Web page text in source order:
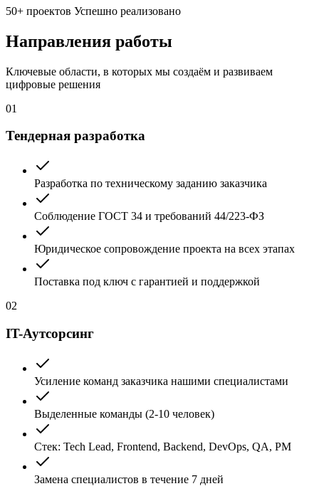
50+ проектов Успешно реализовано
Направления работы
Ключевые области, в которых мы создаём и развиваем
цифровые решения
01
Тендерная разработка
Разработка по техническому заданию заказчика
Соблюдение ГОСТ 34 и требований 44/223-ФЗ
Юридическое сопровождение проекта на всех этапах
Поставка под ключ с гарантией и поддержкой
02
IT-Аутсорсинг
Усиление команд заказчика нашими специалистами
Выделенные команды (2-10 человек)
Стек: Tech Lead, Frontend, Backend, DevOps, QA, PM
Замена специалистов в течение 7 дней